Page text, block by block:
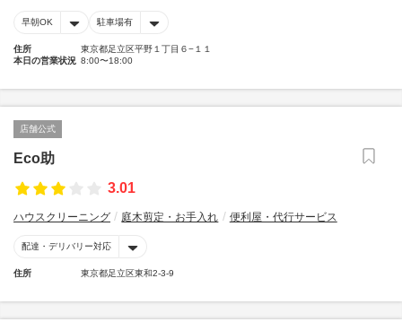
早朝OK 駐車場有
住所
東京都足立区平野１丁目６−１１
本日の営業状況 8:00〜18:00
店舗公式
Eco助
3.01
ハウスクリーニング 庭木剪定・お手入れ 便利屋・代行サービス
配達・デリバリー対応
住所 東京都足立区東和2-3-9